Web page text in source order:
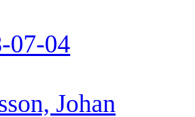
07-04
Johan